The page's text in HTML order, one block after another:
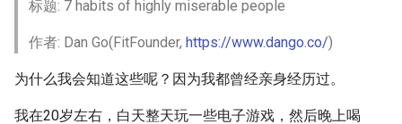
标题: 7 habits of highly miserable people
作者: Dan Go(FitFounder, https://www.dango.co/)
为什么我会知道这些呢？因为我都曾经亲身经历过。
我在20岁左右，白天整天玩一些电子游戏，然后晚上喝